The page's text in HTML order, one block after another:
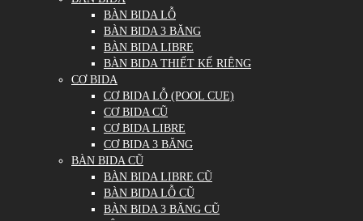
BÀN BIDA LỖ
BÀN BIDA 3 BĂNG
BÀN BIDA LIBRE
BÀN BIDA THIẾT KẾ RIÊNG
CƠ BIDA
CƠ BIDA LỖ (POOL CUE)
CƠ BIDA CŨ
CƠ BIDA LIBRE
CƠ BIDA 3 BĂNG
BÀN BIDA CŨ
BÀN BIDA LIBRE CŨ
BÀN BIDA LỖ CŨ
BÀN BIDA 3 BĂNG CŨ